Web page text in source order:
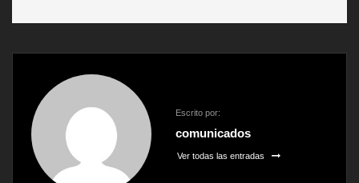
Escrito por:
comunicados
Ver todas las entradas